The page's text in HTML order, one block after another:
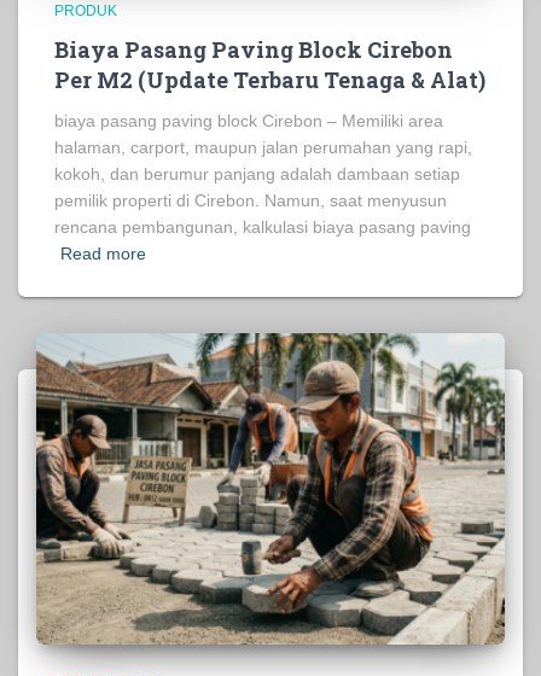
PRODUK
Biaya Pasang Paving Block Cirebon
Per M2 (Update Terbaru Tenaga & Alat)
biaya pasang paving block Cirebon – Memiliki area
halaman, carport, maupun jalan perumahan yang rapi,
kokoh, dan berumur panjang adalah dambaan setiap
pemilik properti di Cirebon. Namun, saat menyusun
rencana pembangunan, kalkulasi biaya pasang paving
Read more